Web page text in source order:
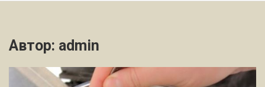
Автор: admin